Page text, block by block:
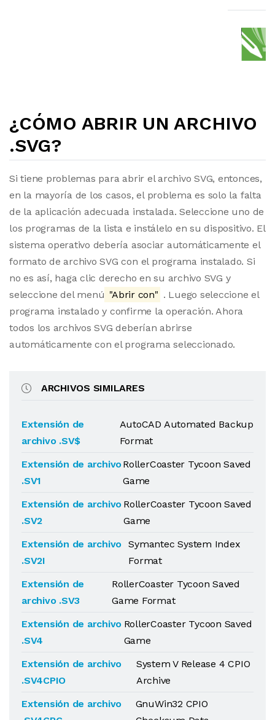
¿CÓMO ABRIR UN ARCHIVO
.SVG?
Si tiene problemas para abrir el archivo SVG, entonces,
en la mayoría de los casos, el problema es solo la falta
de la aplicación adecuada instalada. Seleccione uno de
los programas de la lista e instálelo en su dispositivo. El
sistema operativo debería asociar automáticamente el
formato de archivo SVG con el programa instalado. Si
no es así, haga clic derecho en su archivo SVG y
seleccione del menú "Abrir con" . Luego seleccione el
programa instalado y confirme la operación. Ahora
todos los archivos SVG deberían abrirse
automáticamente con el programa seleccionado.
ARCHIVOS SIMILARES
Extensión de
archivo .SV$
AutoCAD Automated Backup
Format
Extensión de archivo
.SV1
RollerCoaster Tycoon Saved
Game
Extensión de archivo
.SV2
RollerCoaster Tycoon Saved
Game
Extensión de archivo
.SV2I
Symantec System Index
Format
Extensión de
archivo .SV3
RollerCoaster Tycoon Saved
Game Format
Extensión de archivo
.SV4
RollerCoaster Tycoon Saved
Game
Extensión de archivo
.SV4CPIO
System V Release 4 CPIO
Archive
Extensión de archivo
GnuWin32 CPIO